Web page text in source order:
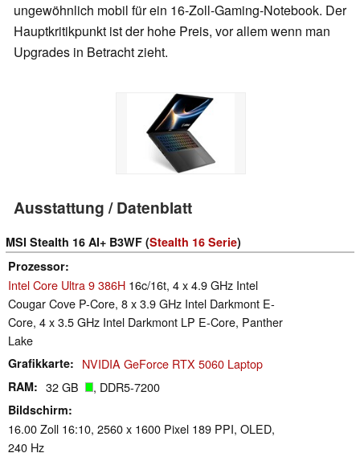
ungewöhnlich mobil für ein 16-Zoll-Gaming-Notebook. Der
Hauptkritikpunkt ist der hohe Preis, vor allem wenn man
Upgrades in Betracht zieht.
Ausstattung / Datenblatt
MSI Stealth 16 AI+ B3WF (Stealth 16 Serie)
Prozessor
Intel Core Ultra 9 386H 16c/16t, 4 x 4.9 GHz Intel
Cougar Cove P-Core, 8 x 3.9 GHz Intel Darkmont E-
Core, 4 x 3.5 GHz Intel Darkmont LP E-Core, Panther
Lake
Grafikkarte NVIDIA GeForce RTX 5060 Laptop
RAM 32 GB , DDR5-7200
Bildschirm
16.00 Zoll 16:10, 2560 x 1600 Pixel 189 PPI, OLED,
240 Hz